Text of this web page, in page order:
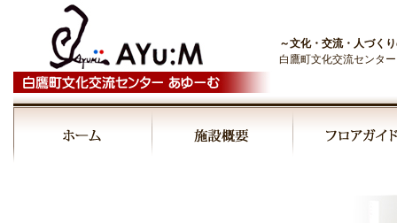
～文化・交流・人づく
白鷹町文化交流センタ